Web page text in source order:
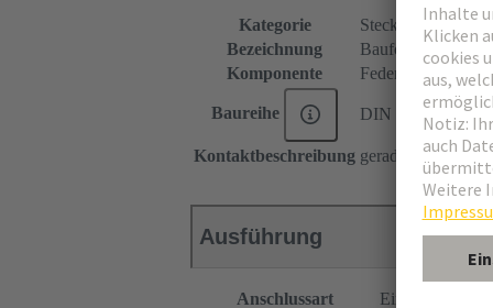
Kategorie
Steckverbinder
Bezeichnung
Bauform B
Komponente
Federleiste
Baureihe DIN 41612
Kontaktbeschreibung gerade
Ausführung
Anschlussart